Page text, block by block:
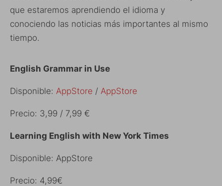
que estaremos aprendiendo el idioma y
conociendo las noticias más importantes al mismo
tiempo.
English Grammar in Use
Disponible: AppStore / AppStore
Precio: 3,99 / 7,99 €
Learning English with New York Times
Disponible: AppStore
Precio: 4,99€